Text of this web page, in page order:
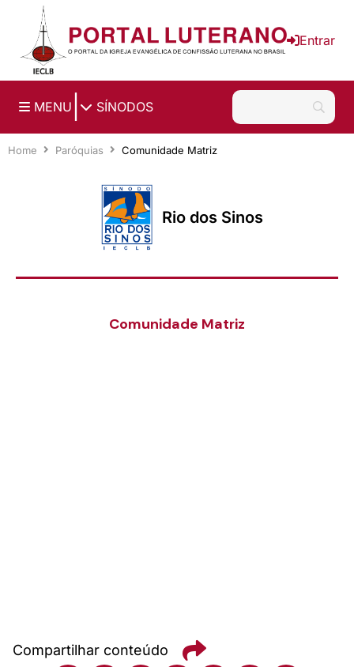
Ir para o conteúdo principal
Entrar
MENU SÍNODOS
Home Paróquias Comunidade Matriz
Rio dos Sinos
Comunidade Matriz
Compartilhar conteúdo